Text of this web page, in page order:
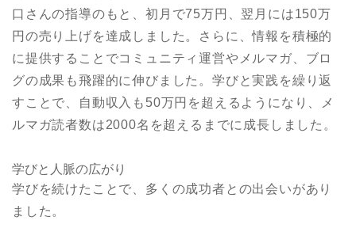
口さんの指導のもと、初月で75万円、翌月には150万
円の売り上げを達成しました。さらに、情報を積極的
に提供することでコミュニティ運営やメルマガ、ブロ
グの成果も飛躍的に伸びました。学びと実践を繰り返
すことで、自動収入も50万円を超えるようになり、メ
ルマガ読者数は2000名を超えるまでに成長しました。
学びと人脈の広がり
学びを続けたことで、多くの成功者との出会いがあり
ました。